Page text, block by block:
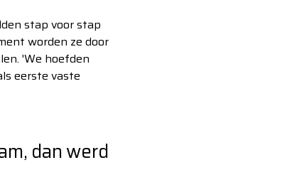
stap voor stap
worden ze door
'We hoefden
eerste vaste
dan werd